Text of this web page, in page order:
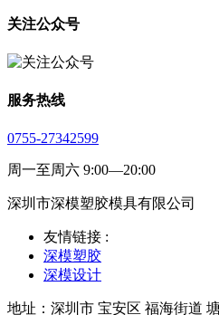
关注公众号
服务热线
0755-27342599
周一至周六 9:00—20:00
深圳市深模塑胶模具有限公司
友情链接 :
深模塑胶
深模设计
地址：深圳市 宝安区 福海街道